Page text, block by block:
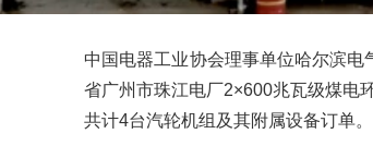
中国电器工业协会理事单位哈尔滨
省广州市珠江电厂2×600兆瓦级煤电
共计4台汽轮机组及其附属设备订单。